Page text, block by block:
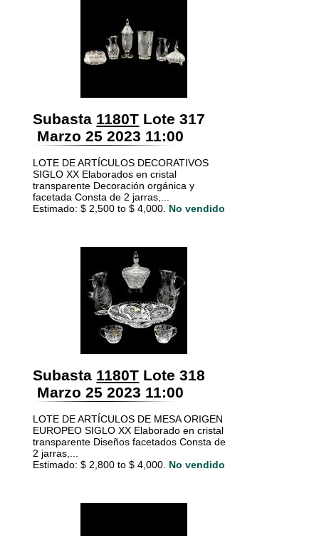
Subasta 1180T Lote 317
Marzo 25 2023 11:00
LOTE DE ARTÍCULOS DECORATIVOS
SIGLO XX Elaborados en cristal
transparente Decoración orgánica y
facetada Consta de 2 jarras,...
Estimado: $ 2,500 to $ 4,000. No vendido
Subasta 1180T Lote 318
Marzo 25 2023 11:00
LOTE DE ARTÍCULOS DE MESA ORIGEN
EUROPEO SIGLO XX Elaborado en cristal
transparente Diseños facetados Consta de
2 jarras,...
Estimado: $ 2,800 to $ 4,000. No vendido